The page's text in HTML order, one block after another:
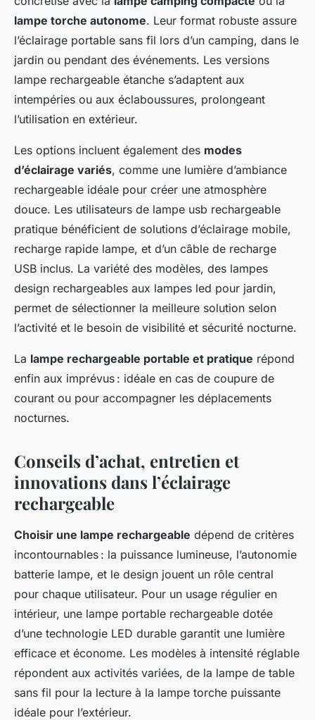
lampe torche autonome. Leur format robuste assure
l’éclairage portable sans fil lors d’un camping, dans le
jardin ou pendant des événements. Les versions
lampe rechargeable étanche s’adaptent aux
intempéries ou aux éclaboussures, prolongeant
l’utilisation en extérieur.
Les options incluent également des modes
d’éclairage variés, comme une lumière d’ambiance
rechargeable idéale pour créer une atmosphère
douce. Les utilisateurs de lampe usb rechargeable
pratique bénéficient de solutions d’éclairage mobile,
recharge rapide lampe, et d’un câble de recharge
USB inclus. La variété des modèles, des lampes
design rechargeables aux lampes led pour jardin,
permet de sélectionner la meilleure solution selon
l’activité et le besoin de visibilité et sécurité nocturne.
La lampe rechargeable portable et pratique répond
enfin aux imprévus : idéale en cas de coupure de
courant ou pour accompagner les déplacements
nocturnes.
Conseils d’achat, entretien et
innovations dans l’éclairage
rechargeable
Choisir une lampe rechargeable dépend de critères
incontournables : la puissance lumineuse, l’autonomie
batterie lampe, et le design jouent un rôle central
pour chaque utilisateur. Pour un usage régulier en
intérieur, une lampe portable rechargeable dotée
d’une technologie LED durable garantit une lumière
efficace et économe. Les modèles à intensité réglable
répondent aux activités variées, de la lampe de table
sans fil pour la lecture à la lampe torche puissante
idéale pour l’extérieur.